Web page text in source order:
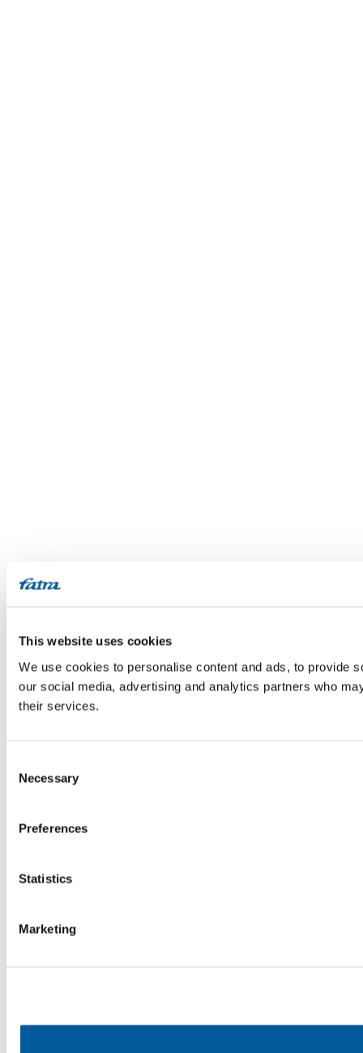
This website uses cookies
We use cookies to personalise content and ads, to provide
our social media, advertising and analytics partners who
their services.
Selection
Necessary
Preferences
Statistics
Marketing